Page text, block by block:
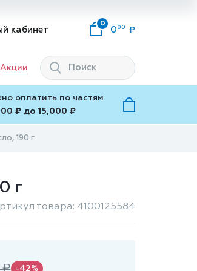
кабинет
0
0 00
Акции
оплатить по частям
₽ до 15,000 ₽
190 г
г
товара: 4100125584
₽ -42%